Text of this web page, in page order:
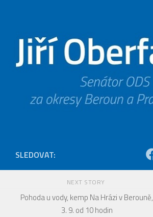
SLEDOVAT:
NEXT STORY
Pohoda u vody, kemp Na Hrázi v Berouně,
3. 9. od 10 hodin